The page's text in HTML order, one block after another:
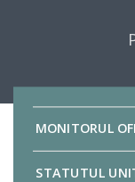
MONITORUL
STATUTUL